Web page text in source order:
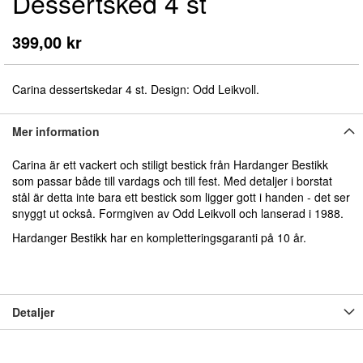
399,00 kr
Carina dessertskedar 4 st. Design: Odd Leikvoll.
av
bildgalleriet
Mer information
Carina är ett vackert och stiligt bestick från Hardanger Bestikk
som passar både till vardags och till fest. Med detaljer i borstat
stål är detta inte bara ett bestick som ligger gott i handen - det ser
snyggt ut också. Formgiven av Odd Leikvoll och lanserad i 1988.
Hardanger Bestikk har en kompletteringsgaranti på 10 år.
Detaljer